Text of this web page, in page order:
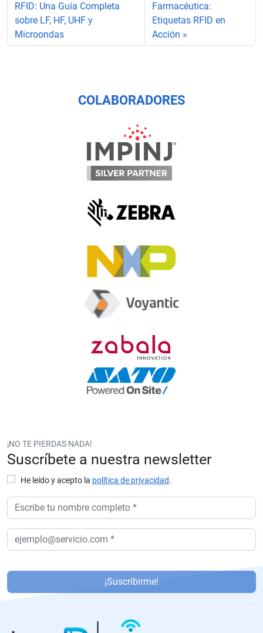
RFID: Una Guía Completa
sobre LF, HF, UHF y
Microondas
Farmacéutica:
Etiquetas RFID en
Acción
COLABORADORES
¡NO TE PIERDAS NADA!
Suscríbete a nuestra newsletter
He leído y acepto la política de privacidad.
f
¡Suscríbirme!